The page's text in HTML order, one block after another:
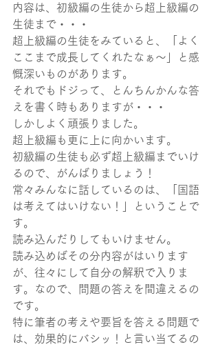
内容は、初級編の生徒から超上級編の
生徒まで・・・
超上級編の生徒をみていると、「よく
ここまで成長してくれたなぁ～」と感
慨深いものがあります。
それでもドジって、とんちんかんな答
えを書く時もありますが・・・
しかしよく頑張りました。
超上級編も更に上に向かいます。
初級編の生徒も必ず超上級編までいけ
るので、がんばりましょう！
常々みんなに話しているのは、「国語
は考えてはいけない！」ということで
す。
読み込んだりしてもいけません。
読み込めばその分内容がはいります
が、往々にして自分の解釈で入りま
す。なので、問題の答えを間違えるの
です。
特に筆者の考えや要旨を答える問題で
は、効果的にバシッ！と言い当てるの